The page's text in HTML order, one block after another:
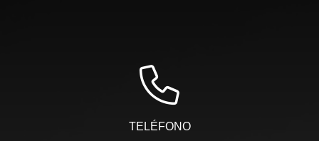
TELÉFONO